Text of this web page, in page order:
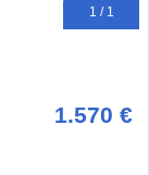
1 / 1
1.570 €